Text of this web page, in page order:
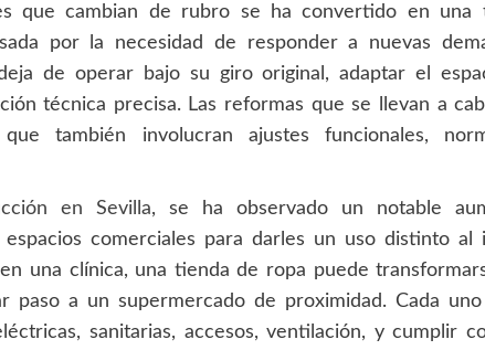
que cambian de rubro se ha convertido en una
por la necesidad de responder a nuevas
de operar bajo su giro original, adaptar el
técnica precisa. Las reformas que se llevan a
también involucran ajustes funcionales,
en Sevilla, se ha observado un notable
comerciales para darles un uso distinto al
una clínica, una tienda de ropa puede
paso a un supermercado de proximidad. Cada
sanitarias, accesos, ventilación, y cumplir